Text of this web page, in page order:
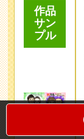
作品
サン
プル